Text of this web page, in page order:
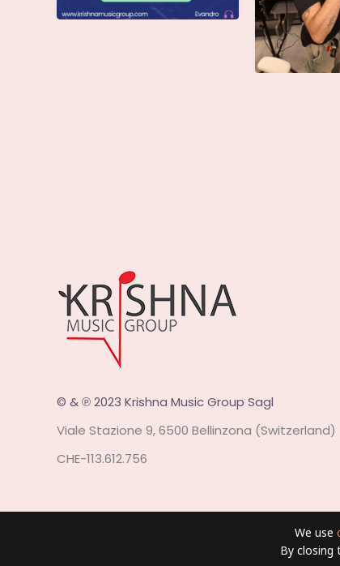
We use
By
© & ℗ 2023 Krishna Music Group Sagl
Viale Stazione 9, 6500 Bellinzona (Switzerland)
CHE-113.612.756